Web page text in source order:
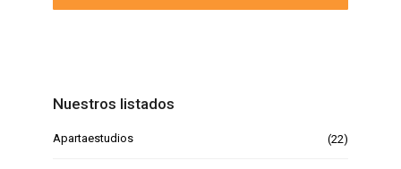
Nuestros listados
Apartaestudios (22)